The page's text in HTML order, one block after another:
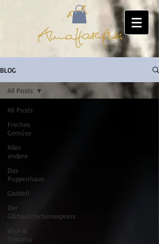
BLOG
All Posts
Freches
Gemüse
Alles
andere
Das
Puppenhaus
Gaddafi
Der
Glühwürmchenexpress
Viva la
Toscana
All Posts